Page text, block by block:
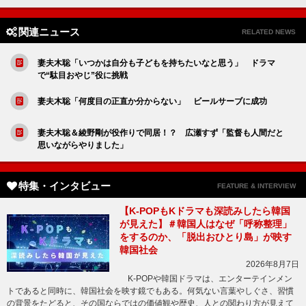
関連ニュース RELATED NEWS
妻夫木聡「いつかは自分も子どもを持ちたいなと思う」 ドラマ
で“駄目おやじ”役に挑戦
妻夫木聡「何度目の正直か分からない」 ビールサーブに成功
妻夫木聡＆綾野剛が役作りで同居！？ 広瀬すず「監督も人間だと
思いながらやりました」
特集・インタビュー FEATURE & INTERVIEW
【K-POPもKドラマも深読みしたら韓国
が見えた】＃韓国人はなぜ「呼称整理」
をするのか、「脱出おひとり島」が映す
韓国社会
2026年8月7日
K-POPや韓国ドラマは、エンターテインメン
トであると同時に、韓国社会を映す鏡でもある。何気ない言葉やしぐさ、習慣
の背景をたどると、その国ならではの価値観や歴史、人との関わり方が見えて